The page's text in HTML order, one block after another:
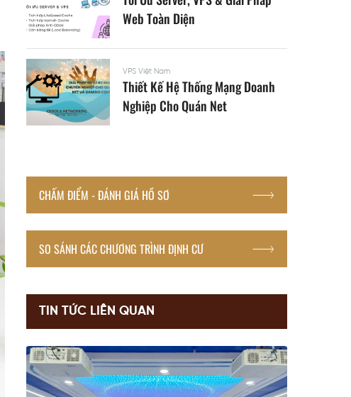
Web Toàn Diện
VPS Việt Nam
Thiết Kế Hệ Thống Mạng Doanh
Nghiệp Cho Quán Net
CHẤM ĐIỂM - ĐÁNH GIÁ HỒ SƠ
SO SÁNH CÁC CHƯƠNG TRÌNH ĐỊNH CƯ
TIN TỨC LIÊN QUAN